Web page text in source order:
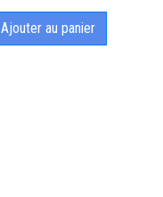
Ajouter au panier